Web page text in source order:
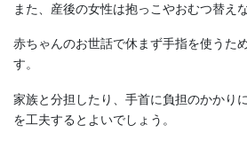
また、産後の女性は抱っこやおむつ替え
赤ちゃんのお世話で休まず手指を使うた
す。
家族と分担したり、手首に負担のかかり
を工夫するとよいでしょう。